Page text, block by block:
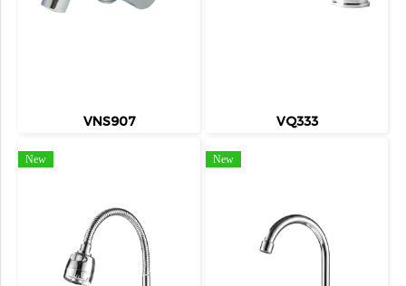
VNS907 VQ333
New New